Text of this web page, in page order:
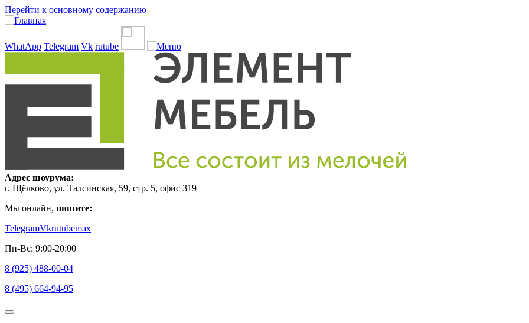
Перейти к основному содержанию
WhatApp Telegram Vk rutube
Адрес шоурума:
г. Щёлково, ул. Талсинская, 59, стр. 5, офис 319
Мы онлайн, пишите:
TelegramVkrutubemax
Пн-Вс: 9:00-20:00
8 (925) 488-00-04
8 (495) 664-94-95